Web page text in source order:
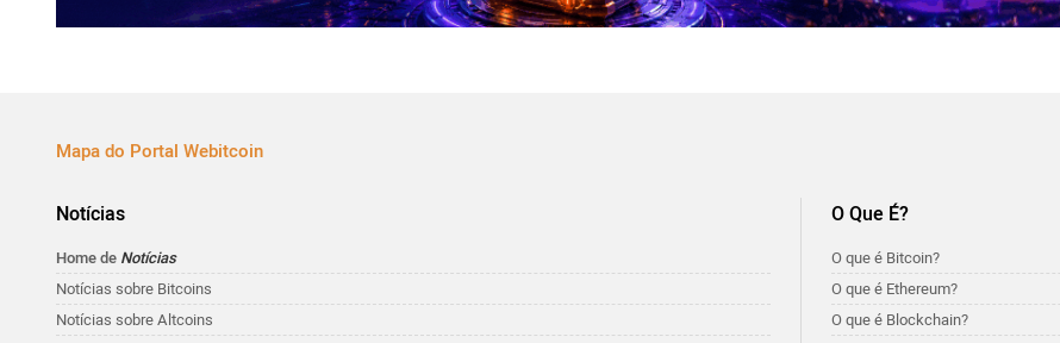
Mapa do Portal Webitcoin
Notícias
Home de Notícias
Notícias sobre Bitcoins
Notícias sobre Altcoins
O Que É?
O que é Bitcoin?
O que é Ethereum?
O que é Blockchain?